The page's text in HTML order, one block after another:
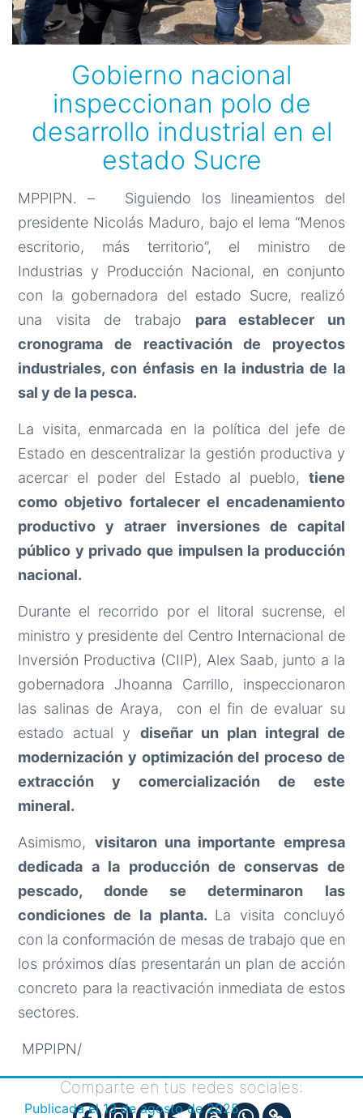
Gobierno nacional
inspeccionan polo de
desarrollo industrial en el
estado Sucre
MPPIPN. – Siguiendo los lineamientos del
presidente Nicolás Maduro, bajo el lema “Menos
escritorio, más territorio”, el ministro de
Industrias y Producción Nacional, en conjunto
con la gobernadora del estado Sucre, realizó
una visita de trabajo para establecer un
cronograma de reactivación de proyectos
industriales, con énfasis en la industria de la
sal y de la pesca.
La visita, enmarcada en la política del jefe de
Estado en descentralizar la gestión productiva y
acercar el poder del Estado al pueblo, tiene
como objetivo fortalecer el encadenamiento
productivo y atraer inversiones de capital
público y privado que impulsen la producción
nacional.
Durante el recorrido por el litoral sucrense, el
ministro y presidente del Centro Internacional de
Inversión Productiva (CIIP), Alex Saab, junto a la
gobernadora Jhoanna Carrillo, inspeccionaron
las salinas de Araya, con el fin de evaluar su
estado actual y diseñar un plan integral de
modernización y optimización del proceso de
extracción y comercialización de este
mineral.
Asimismo, visitaron una importante empresa
dedicada a la producción de conservas de
pescado, donde se determinaron las
condiciones de la planta. La visita concluyó
con la conformación de mesas de trabajo que en
los próximos días presentarán un plan de acción
concreto para la reactivación inmediata de estos
sectores.
MPPIPN/
Comparte en tus redes sociales:
Publicada el13 de agosto de 2025